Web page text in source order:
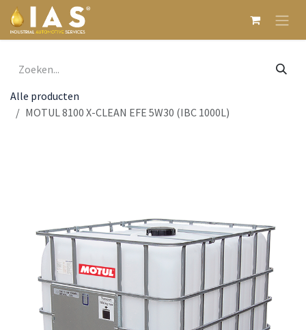
Overslaan naar inhoud
Alle producten
MOTUL 8100 X-CLEAN EFE 5W30 (IBC 1000L)